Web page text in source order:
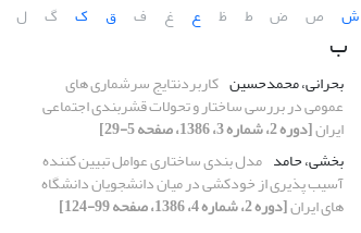
ش ص ض ط ظ ع غ ف ق ک گ ل
ب
بحرانی، محمدحسین کاربردنتایج سرشماری های
عمومی در بررسی ساختار و تحولات قشربندی اجتماعی
ایران[دوره 2، شماره 3، 1386، صفحه 5-29]
بخشی، حامد مدل بندی ساختاری عوامل تبیین کننده
آسیب پذیری از خودکشی در میان دانشجویان دانشگاه
های ایران[دوره 2، شماره 4، 1386، صفحه 99-124]